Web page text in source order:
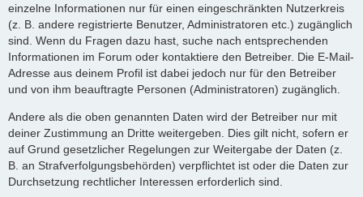
einzelne Informationen nur für einen eingeschränkten Nutzerkreis
(z. B. andere registrierte Benutzer, Administratoren etc.) zugänglich
sind. Wenn du Fragen dazu hast, suche nach entsprechenden
Informationen im Forum oder kontaktiere den Betreiber. Die E-Mail-
Adresse aus deinem Profil ist dabei jedoch nur für den Betreiber
und von ihm beauftragte Personen (Administratoren) zugänglich.
Andere als die oben genannten Daten wird der Betreiber nur mit
deiner Zustimmung an Dritte weitergeben. Dies gilt nicht, sofern er
auf Grund gesetzlicher Regelungen zur Weitergabe der Daten (z.
B. an Strafverfolgungsbehörden) verpflichtet ist oder die Daten zur
Durchsetzung rechtlicher Interessen erforderlich sind.